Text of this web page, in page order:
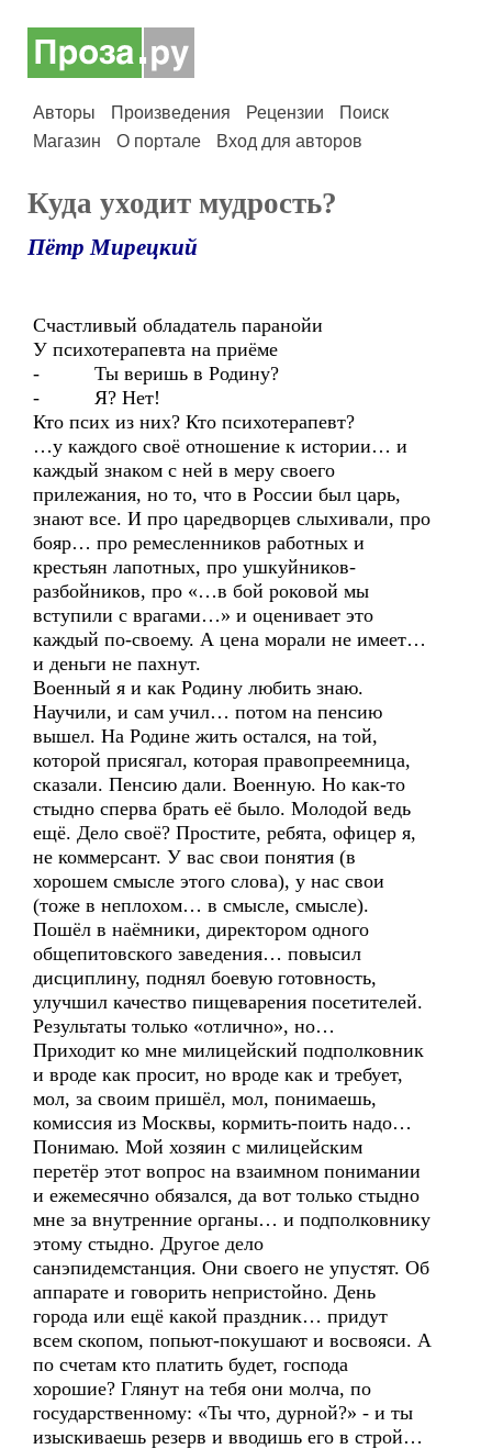
Авторы Произведения Рецензии
Поиск
Магазин
О портале Вход для авторов
Куда уходит мудрость?
Пётр Мирецкий
Счастливый обладатель паранойи
У психотерапевта на приёме
- Ты веришь в Родину?
- Я? Нет!
Кто псих из них? Кто психотерапевт?
…у каждого своё отношение к истории… и
каждый знаком с ней в меру своего
прилежания, но то, что в России был царь,
знают все. И про царедворцев слыхивали, про
бояр… про ремесленников работных и
крестьян лапотных, про ушкуйников-
разбойников, про «…в бой роковой мы
вступили с врагами…» и оценивает это
каждый по-своему. А цена морали не имеет…
и деньги не пахнут.
Военный я и как Родину любить знаю.
Научили, и сам учил… потом на пенсию
вышел. На Родине жить остался, на той,
которой присягал, которая правопреемница,
сказали. Пенсию дали. Военную. Но как-то
стыдно сперва брать её было. Молодой ведь
ещё. Дело своё? Простите, ребята, офицер я,
не коммерсант. У вас свои понятия (в
хорошем смысле этого слова), у нас свои
(тоже в неплохом… в смысле, смысле).
Пошёл в наёмники, директором одного
общепитовского заведения… повысил
дисциплину, поднял боевую готовность,
улучшил качество пищеварения посетителей.
Результаты только «отлично», но…
Приходит ко мне милицейский подполковник
и вроде как просит, но вроде как и требует,
мол, за своим пришёл, мол, понимаешь,
комиссия из Москвы, кормить-поить надо…
Понимаю. Мой хозяин с милицейским
перетёр этот вопрос на взаимном понимании
и ежемесячно обязался, да вот только стыдно
мне за внутренние органы… и подполковнику
этому стыдно. Другое дело
санэпидемстанция. Они своего не упустят. Об
аппарате и говорить непристойно. День
города или ещё какой праздник… придут
всем скопом, попьют-покушают и восвояси. А
по счетам кто платить будет, господа
хорошие? Глянут на тебя они молча, по
государственному: «Ты что, дурной?» - и ты
изыскиваешь резерв и вводишь его в строй…